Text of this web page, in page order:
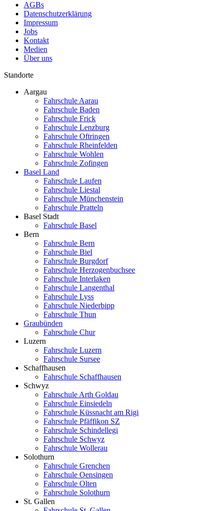
AGBs
Datenschutzerklärung
Impressum
Jobs
Kontakt
Medien
Über uns
Standorte
Aargau
Fahrschule Aarau
Fahrschule Baden
Fahrschule Frick
Fahrschule Lenzburg
Fahrschule Oftringen
Fahrschule Rheinfelden
Fahrschule Wohlen
Fahrschule Zofingen
Basel Land
Fahrschule Laufen
Fahrschule Liestal
Fahrschule Münchenstein
Fahrschule Pratteln
Basel Stadt
Fahrschule Basel
Bern
Fahrschule Bern
Fahrschule Biel
Fahrschule Burgdorf
Fahrschule Herzogenbuchsee
Fahrschule Interlaken
Fahrschule Langenthal
Fahrschule Lyss
Fahrschule Niederbipp
Fahrschule Thun
Graubünden
Fahrschule Chur
Luzern
Fahrschule Luzern
Fahrschule Sursee
Schaffhausen
Fahrschule Schaffhausen
Schwyz
Fahrschule Arth Goldau
Fahrschule Einsiedeln
Fahrschule Küssnacht am Rigi
Fahrschule Pfäffikon SZ
Fahrschule Schindellegi
Fahrschule Schwyz
Fahrschule Wollerau
Solothurn
Fahrschule Grenchen
Fahrschule Oensingen
Fahrschule Olten
Fahrschule Solothurn
St. Gallen